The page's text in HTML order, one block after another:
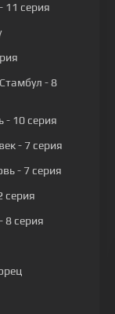
- 11 серия
- 8
- 10 серия
- 7 серия
- 7 серия
серия
- 8 серия